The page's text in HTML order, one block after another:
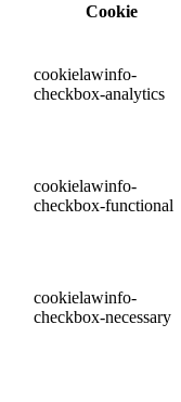
Cookie
cookielawinfo-
checkbox-analytics
cookielawinfo-
checkbox-functional
cookielawinfo-
checkbox-necessary